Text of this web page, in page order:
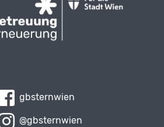
gbsternwien
@gbsternwien